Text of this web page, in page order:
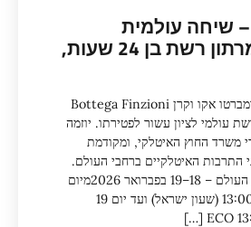
שיחה עולמית
לאומברטו | מרתון רשת בן 24 שעות,
משפחת אקו, קרן אומברטו אקו וקרן Bottega Finzioni
עולמי לציון עשור לפטירתו. יוזמה
משרד החוץ האיטלקי, ומקודמת
התרבות האיטלקיים ברחבי העולם.
בולוניה / מילאנו / העולם – 18–19 בפברואר 2026מיום
18 בפברואר בשעה 13:00 (שעון ישראל) ועד יום 19